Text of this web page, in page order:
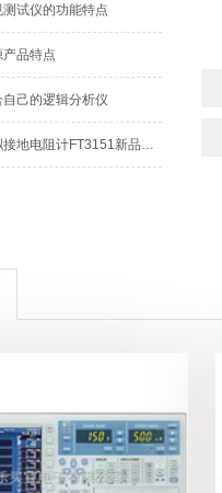
试仪的功能特点
品特点
己的逻辑分析仪
日本日置模拟接地电阻计FT3151新品上市